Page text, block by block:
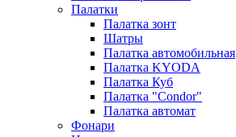
Палатки
Палатка зонт
Шатры
Палатка автомобильная
Палатка KYODA
Палатка Куб
Палатка "Condor"
Палатка автомат
Фонари